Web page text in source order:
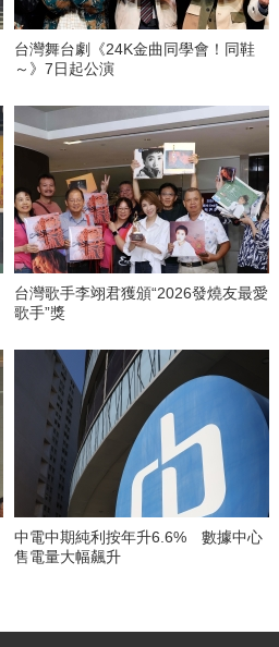
台灣舞台劇《24K金曲同學會！同鞋
～》7日起公演
台灣歌手李翊君獲頒“2026發燒友最愛
歌手”獎
中電中期純利按年升6.6% 數據中心
售電量大幅飆升